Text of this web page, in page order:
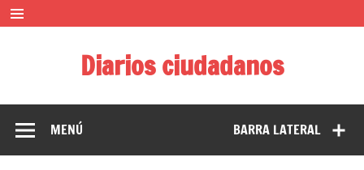
Saltar
contenido
Diarios ciudadanos
BARRA LATERAL
MENÚ